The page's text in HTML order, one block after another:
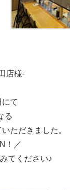
店様-
て
る
ただきました。
！／
てください♪